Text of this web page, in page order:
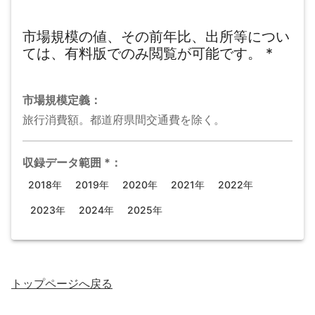
市場規模の値、その前年比、出所等につい
ては、有料版でのみ閲覧が可能です。
*
市場規模定義：
旅行消費額。都道府県間交通費を除く。
収録データ範囲 * ：
2018年 2019年 2020年 2021年 2022年
2023年 2024年 2025年
トップページへ戻る